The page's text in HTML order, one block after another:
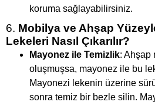
koruma sağlayabilirsiniz.
6. Mobilya ve Ahşap
Lekeleri Nasıl Çıkarılır?
Mayonez ile Temizlik: Ahşap
oluşmuşsa, mayonez ile bu
Mayonezi lekenin üzerine
sonra temiz bir bezle silin.